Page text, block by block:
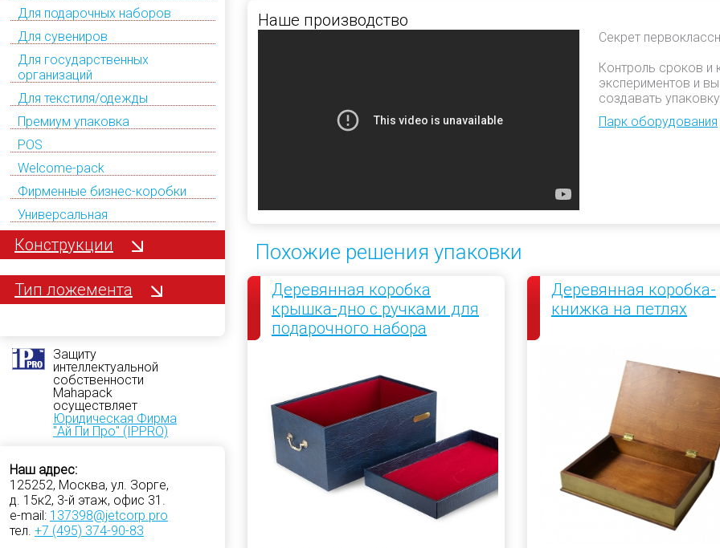
Для подарочных наборов
Для сувениров
Для государственных
организаций
Для текстиля/одежды
Премиум упаковка
POS
Welcome-pack
Фирменные бизнес-коробки
Универсальная
Конструкции
Тип ложемента
Защиту
интеллектуальной
собственности
Mahapack
осуществляет
Юридическая Фирма
"Ай Пи Про" (IPPRO)
Наш адрес:
125252, Москва, ул. Зорге,
д. 15к2, 3-й этаж, офис 31.
e-mail: 137398@jetcorp.pro
тел. +7 (495) 374-90-83
Наше производство
Секрет
Контроль сроков и
экспериментов и
создавать
Парк оборудования
Похожие решения упаковки
Деревянная коробка
крышка-дно с ручками для
подарочного набора
Деревянная коробка-
книжка на петлях